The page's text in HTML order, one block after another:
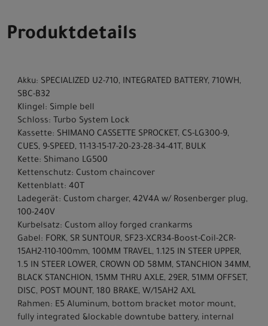
Produktdetails
Akku: SPECIALIZED U2-710, INTEGRATED BATTERY, 710WH,
SBC-B32
Klingel: Simple bell
Schloss: Turbo System Lock
Kassette: SHIMANO CASSETTE SPROCKET, CS-LG300-9,
CUES, 9-SPEED, 11-13-15-17-20-23-28-34-41T, BULK
Kette: Shimano LG500
Kettenschutz: Custom chaincover
Kettenblatt: 40T
Ladegerät: Custom charger, 42V4A w/ Rosenberger plug,
100-240V
Kurbelsatz: Custom alloy forged crankarms
Gabel: FORK, SR SUNTOUR, SF23-XCR34-Boost-Coil-2CR-
15AH2-110-100mm, 100MM TRAVEL, 1.125 IN STEER UPPER,
1.5 IN STEER LOWER, CROWN OD 58MM, STANCHION 34MM,
BLACK STANCHION, 15MM THRU AXLE, 29ER, 51MM OFFSET,
DISC, POST MOUNT, 180 BRAKE, W/15AH2 AXL
Rahmen: E5 Aluminum, bottom bracket motor mount,
fully integrated &lockable downtube battery, internal